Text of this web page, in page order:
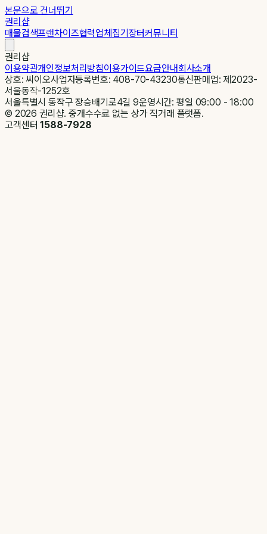
본문으로 건너뛰기
권리샵
매물검색프랜차이즈협력업체집기장터커뮤니티
권리샵
이용약관개인정보처리방침이용가이드요금안내회사소개
상호: 씨이오사업자등록번호: 408-70-43230통신판매업: 제2023-
서울동작-1252호
서울특별시 동작구 장승배기로4길 9운영시간: 평일 09:00 - 18:00
© 2026 권리샵. 중개수수료 없는 상가 직거래 플랫폼.
고객센터1588-7928